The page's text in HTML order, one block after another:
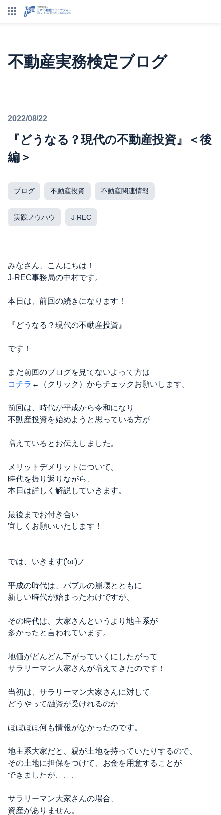
不動産実務検定ブログ
2022/08/22
『どうなる？現代の不動産投資』＜後
編＞
ブログ 不動産投資 不動産関連情報
実践ノウハウ J-REC
みなさん、こんにちは！
J-REC事務局の中村です。
本日は、前回の続きになります！
『どうなる？現代の不動産投資』
です！
まだ前回のブログを見てないよって方は
コチラ ←（クリック）からチェックお願いします。
前回は、時代が平成から令和になり
不動産投資を始めようと思っている方が
増えているとお伝えしました。
メリットデメリットについて、
時代を振り返りながら、
本日は詳しく解説していきます。
最後までお付き合い
宜しくお願いいたします！
では、いきます('ω')ノ
平成の時代は、バブルの崩壊とともに
新しい時代が始まったわけですが、
その時代は、大家さんというより地主系が
多かったと言われています。
地価がどんどん下がっていくにしたがって
サラリーマン大家さんが増えてきたのです！
当初は、サラリーマン大家さんに対して
どうやって融資が受けれるのか
ほぼほほ何も情報がなかったのです。
地主系大家だと、親が土地を持っていたりするので、
その土地に担保をつけて、お金を用意することが
できましたが、、、
サラリーマン大家さんの場合、
資産がありません。